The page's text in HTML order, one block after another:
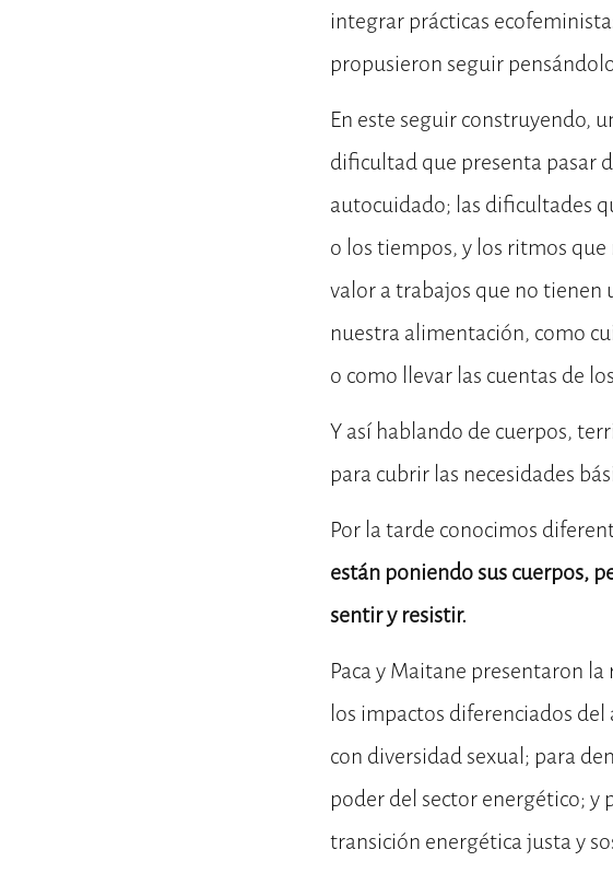
integrar prácticas
propusieron seguir
En este seguir construyendo,
dificultad que presenta pasar
autocuidado; las dificultades
o los tiempos, y los ritmos
valor a trabajos que no tienen
nuestra alimentación, como
o como llevar las cuentas de
Y así hablando de cuerpos,
para cubrir las necesidades
Por la tarde conocimos
están poniendo sus cuerpos,
sentir y resistir.
Paca y Maitane presentaron la
los impactos diferenciados
con diversidad sexual; para
poder del sector energético; y
transición energética justa y